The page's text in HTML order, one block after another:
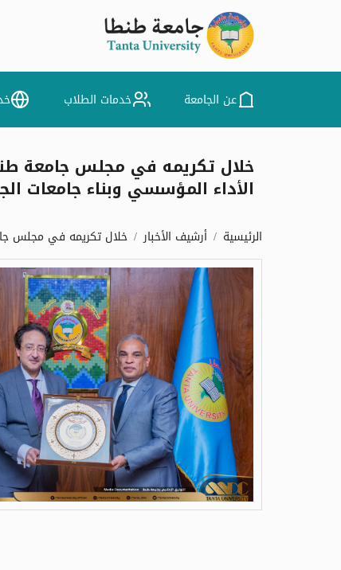
عن الجامعة خدمات الطلاب
خلال تكريمه في مجلس جامعة
الأداء المؤسسي وبناء جامعات
الرئيسية أرشيف الأخبار خلال تكريمه في مجلس